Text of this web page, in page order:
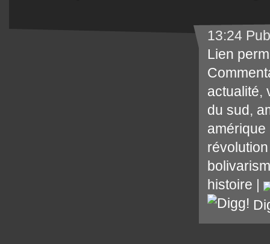
13:24
Lien
actualité,
du sud,
amérique
histoire |